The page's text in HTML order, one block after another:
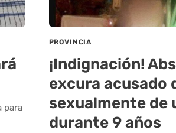
para
PROVINCIA
¡Indignación!
excura acusado
sexualmente de
durante 9 años